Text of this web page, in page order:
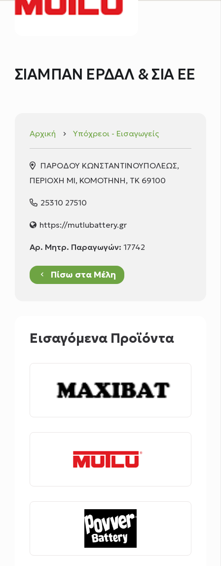
ΣΙΑΜΠΑΝ ΕΡΔΑΛ & ΣΙΑ ΕΕ
Αρχική keyboard_arrow_right Υπόχρεοι - Εισαγωγείς
ΠΑΡΟΔΟΥ ΚΩΝΣΤΑΝΤΙΝΟΥΠΟΛΕΩΣ,
ΠΕΡΙΟΧΗ ΜΙ, ΚΟΜΟΤΗΝΗ, ΤΚ 69100
25310 27510
https://mutlubattery.gr
Αρ. Μητρ. Παραγωγών: 17742
keyboard_arrow_left Πίσω στα Μέλη
Εισαγόμενα Προϊόντα